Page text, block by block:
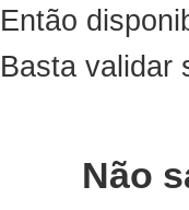
Então
Basta validar
Não